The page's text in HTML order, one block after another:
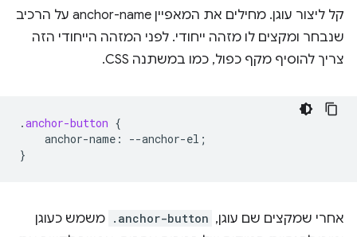
קל ליצור עוגן. מחילים את המאפיין anchor-name על הרכיב
שנבחר ומקצים לו מזהה ייחודי. לפני המזהה הייחודי הזה
צריך להוסיף מקף כפול, כמו במשתנה CSS.
.anchor-button {
anchor-name : --anchor-el ;
}
אחרי שמקצים שם עוגן, .anchor-button משמש כעוגן